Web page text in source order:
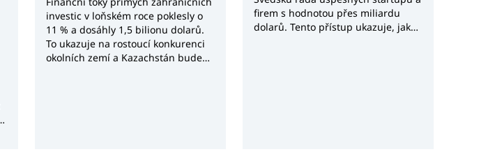
investic v loňském roce poklesly o
11 % a dosáhly 1,5 bilionu dolarů.
To ukazuje na rostoucí konkurenci
okolních zemí a Kazachstán bude
firem s hodnotou přes miliardu
dolarů. Tento přístup ukazuje, jak